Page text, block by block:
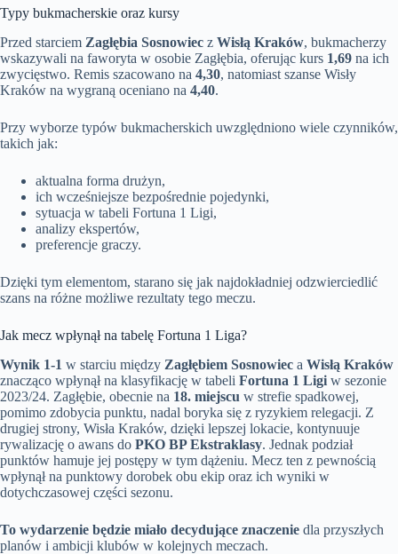
Typy bukmacherskie oraz kursy
Przed starciem Zagłębia Sosnowiec z Wisłą Kraków, bukmacherzy
wskazywali na faworyta w osobie Zagłębia, oferując kurs 1,69 na ich
zwycięstwo. Remis szacowano na 4,30, natomiast szanse Wisły
Kraków na wygraną oceniano na 4,40.
Przy wyborze typów bukmacherskich uwzględniono wiele czynników,
takich jak:
aktualna forma drużyn,
ich wcześniejsze bezpośrednie pojedynki,
sytuacja w tabeli Fortuna 1 Ligi,
analizy ekspertów,
preferencje graczy.
Dzięki tym elementom, starano się jak najdokładniej odzwierciedlić
szans na różne możliwe rezultaty tego meczu.
Jak mecz wpłynął na tabelę Fortuna 1 Liga?
Wynik 1-1 w starciu między Zagłębiem Sosnowiec a Wisłą Kraków
znacząco wpłynął na klasyfikację w tabeli Fortuna 1 Ligi w sezonie
2023/24. Zagłębie, obecnie na 18. miejscu w strefie spadkowej,
pomimo zdobycia punktu, nadal boryka się z ryzykiem relegacji. Z
drugiej strony, Wisła Kraków, dzięki lepszej lokacie, kontynuuje
rywalizację o awans do PKO BP Ekstraklasy. Jednak podział
punktów hamuje jej postępy w tym dążeniu. Mecz ten z pewnością
wpłynął na punktowy dorobek obu ekip oraz ich wyniki w
dotychczasowej części sezonu.
To wydarzenie będzie miało decydujące znaczenie dla przyszłych
planów i ambicji klubów w kolejnych meczach.